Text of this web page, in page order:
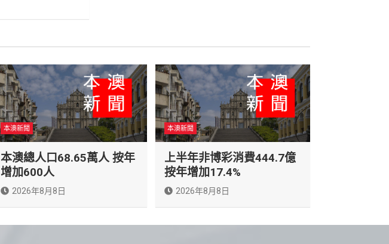
本澳新聞
本澳總人口68.65萬人 按年
增加600人
2026年8月8日
本澳新聞
上半年非博彩消費444.7億
按年增加17.4%
2026年8月8日